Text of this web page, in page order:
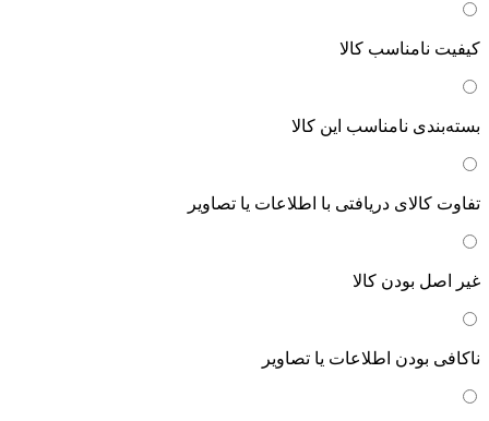
کیفیت نامناسب کالا
بسته‌بندی نامناسب این کالا
تفاوت کالای دریافتی با اطلاعات یا تصاویر
غیر اصل بودن کالا
ناکافی بودن اطلاعات یا تصاویر